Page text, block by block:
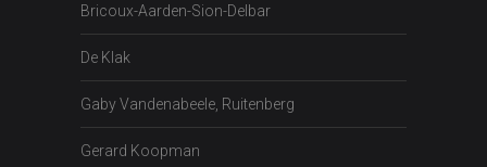
Bricoux-Aarden-Sion-Delbar
De Klak
Gaby Vandenabeele, Ruitenberg
Gerard Koopman